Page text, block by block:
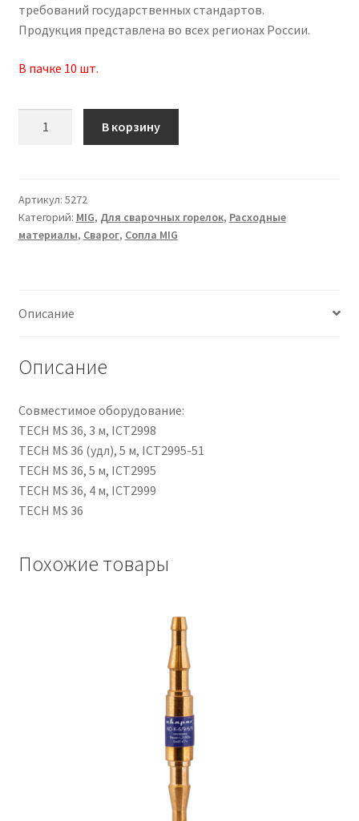
требований государственных стандартов.
Продукция представлена во всех регионах России.
В пачке 10 шт.
(MS
36)
ICS0073
В корзину
Артикул: 5272
Категорий: MIG, Для сварочных горелок, Расходные
материалы, Сварог, Сопла MIG
Описание
Описание
Совместимое оборудование:
TECH MS 36, 3 м, ICT2998
TECH MS 36 (удл), 5 м, ICT2995-51
TECH MS 36, 5 м, ICT2995
TECH MS 36, 4 м, ICT2999
TECH MS 36
Похожие товары